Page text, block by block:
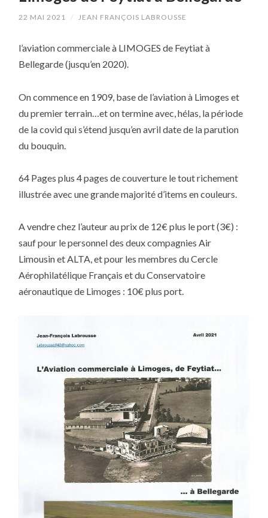
22 MAI 2021 / JEAN FRANÇOIS LABROUSSE
l’aviation commerciale à LIMOGES de Feytiat à
Bellegarde (jusqu’en 2020).
On commence en 1909, base de l’aviation à Limoges et
du premier terrain…et on termine avec, hélas, la période
de la covid qui s’étend jusqu’en avril date de la parution
du bouquin.
64 Pages plus 4 pages de couverture le tout richement
illustrée avec une grande majorité d’items en couleurs.
A vendre chez l’auteur au prix de 12€ plus le port (3€) :
sauf pour le personnel des deux compagnies Air
Limousin et ALTA, et pour les membres du Cercle
Aérophilatélique Français et du Conservatoire
aéronautique de Limoges : 10€ plus port.